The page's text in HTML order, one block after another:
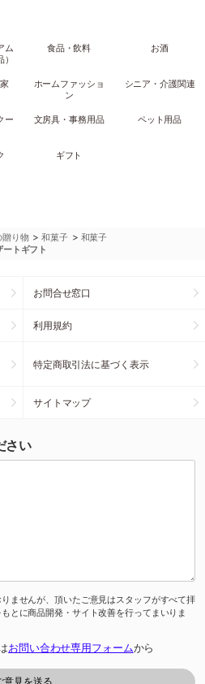
ム
食品・飲料 お酒
ホームファッショ
ン
シニア・介護関連
ー
文房具・事務用品 ペット用品
ギフト
贈り物 >和菓子 > 和菓子
トギフト
お問合せ窓口
利用規約
特定商取引法に基づく表示
サイトマップ
さい
ませんが、頂いたご意見はスタッフがすべて拝
とに商品開発・サイト改善を行ってまいりま
お問い合わせ専用フォームから